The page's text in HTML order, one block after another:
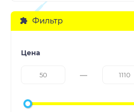
Фильтр
Цена